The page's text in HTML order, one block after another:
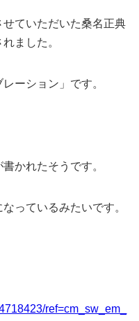
ていただいた桑名正典
ました。
ーション」です。
かれたそうです。
っているみたいです。
ref=cm_sw_em_